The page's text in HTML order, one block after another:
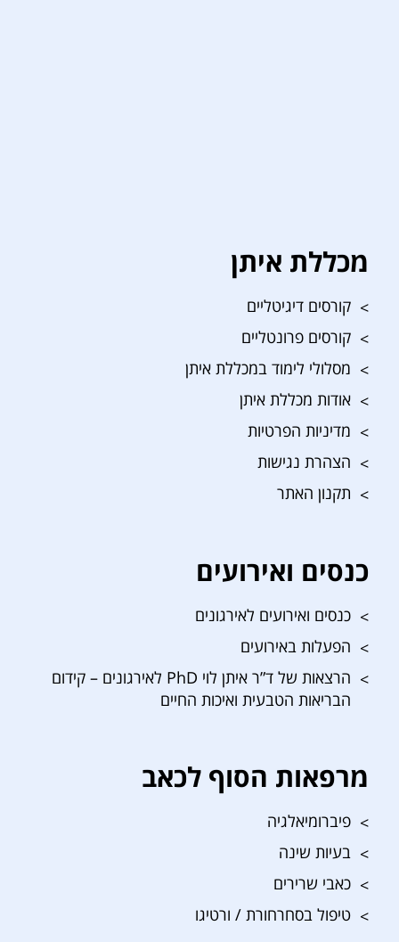
מכללת איתן
קורסים דיגיטליים
קורסים פרונטליים
מסלולי לימוד במכללת איתן
אודות מכללת איתן
מדיניות הפרטיות
הצהרת נגישות
תקנון האתר
כנסים ואירועים
כנסים ואירועים לאירגונים
הפעלות באירועים
הרצאות של ד”ר איתן לוי PhD לאירגונים – קידום
הבריאות הטבעית ואיכות החיים
מרפאות הסוף לכאב
פיברומיאלגיה
בעיות שינה
כאבי שרירים
טיפול בסחרחורת / ורטיגו